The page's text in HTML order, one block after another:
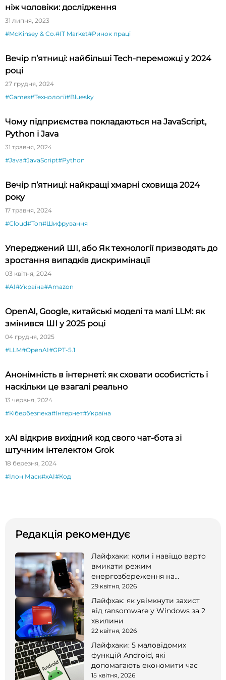
ніж чоловіки: дослідження
31 липня, 2023
#McKinsey & Co.#IT Market#Ринок праці
Вечір п’ятниці: найбільші Tech-переможці у 2024
році
27 грудня, 2024
#Games#Технології#Bluesky
Чому підприємства покладаються на JavaScript,
Python і Java
31 травня, 2024
#Java#JavaScript#Python
Вечір п’ятниці: найкращі хмарні сховища 2024
року
17 травня, 2024
#Cloud#Топ#Шифрування
Упереджений ШІ, або Як технології призводять до
зростання випадків дискримінації
03 квітня, 2024
#AI#Україна#Amazon
OpenAI, Google, китайські моделі та малі LLM: як
змінився ШІ у 2025 році
04 грудня, 2025
#LLM#OpenAI#GPT-5.1
Анонімність в інтернеті: як сховати особистість і
наскільки це взагалі реально
13 червня, 2024
#Кібербезпека#Інтернет#Україна
xAI відкрив вихідний код свого чат-бота зі
штучним інтелектом Grok
18 березня, 2024
#Ілон Маск#xAI#Код
Редакція рекомендує
Лайфхаки: коли і навіщо варто
вмикати режим
енергозбереження на
смартфоні
29 квітня, 2026
Лайфхак: як увімкнути захист
від ransomware у Windows за 2
хвилини
22 квітня, 2026
Лайфхаки: 5 маловідомих
функцій Android, які
допомагають економити час
15 квітня, 2026